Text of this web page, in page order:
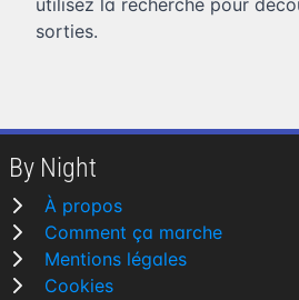
utilisez la recherche pour
sorties.
By Night
À propos
Comment ça marche
Mentions légales
Cookies